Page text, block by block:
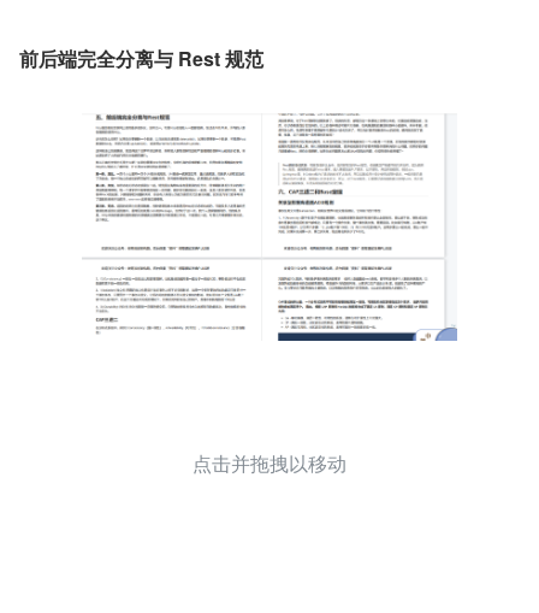
前后端完全分离与 Rest 规范
点击并拖拽以移动